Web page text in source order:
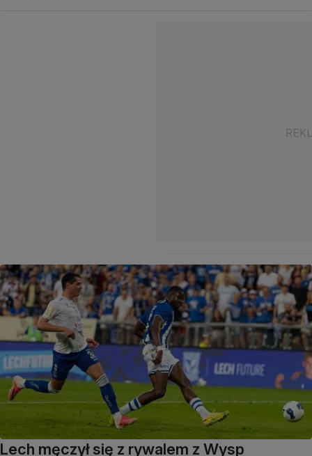
Lech męczył się z rywalem z Wysp